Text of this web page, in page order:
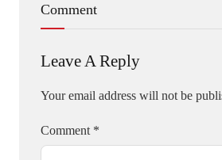
Comment
Leave A Reply
Your email address will not be
Comment *